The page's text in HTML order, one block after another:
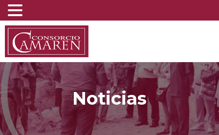
Noticias